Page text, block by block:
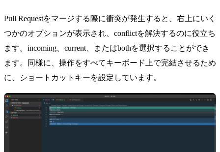
Pull Requestをマージする際に衝突が発生すると、右上にいく
つかのオプションが表示され、conflictを解決するのに役立ち
ます。incoming、current、またはbothを選択することができ
ます。同様に、操作をすべてキーボード上で完結させるため
に、ショートカットキーを設定しています。